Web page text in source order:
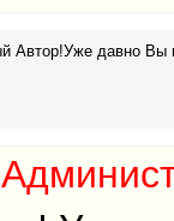
Автор!Уже давно Вы